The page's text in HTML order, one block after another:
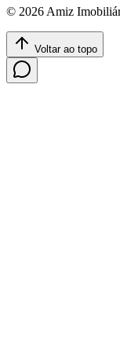
© 2026Amiz
Voltar ao topo